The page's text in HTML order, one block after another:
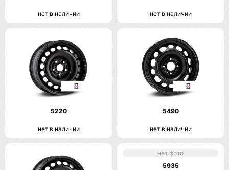
нет в наличии нет в наличии
5220
нет в наличии
5490
нет в наличии
нет фото
5935